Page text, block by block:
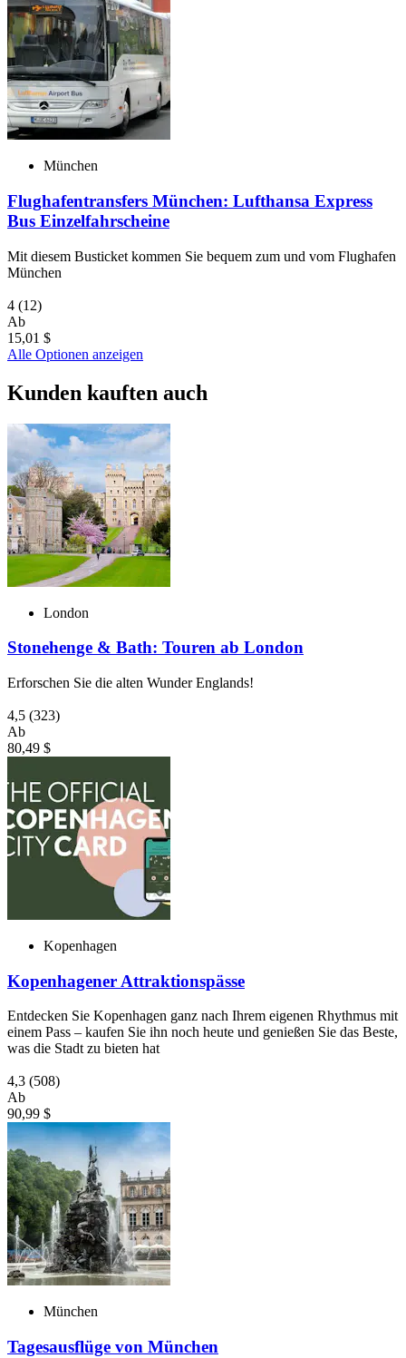
München
Flughafentransfers München: Lufthansa Express
Bus Einzelfahrscheine
Mit diesem Busticket kommen Sie bequem zum und vom Flughafen
München
4 (12)
Ab
15,01 $
Alle Optionen anzeigen
Kunden kauften auch
London
Stonehenge & Bath: Touren ab London
Erforschen Sie die alten Wunder Englands!
4,5 (323)
Ab
80,49 $
Kopenhagen
Kopenhagener Attraktionspässe
Entdecken Sie Kopenhagen ganz nach Ihrem eigenen Rhythmus mit
einem Pass – kaufen Sie ihn noch heute und genießen Sie das Beste,
was die Stadt zu bieten hat
4,3 (508)
Ab
90,99 $
München
Tagesausflüge von München